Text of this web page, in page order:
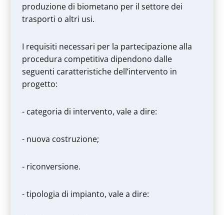
produzione di biometano per il settore dei
trasporti o altri usi.
I requisiti necessari per la partecipazione alla
procedura competitiva dipendono dalle
seguenti caratteristiche dell’intervento in
progetto:
- categoria di intervento, vale a dire:
- nuova costruzione;
- riconversione.
- tipologia di impianto, vale a dire: